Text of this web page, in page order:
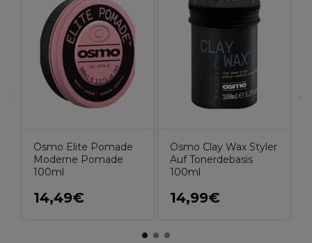
Osmo Elite Pomade
Moderne Pomade
100ml
14,49€
Osmo Clay Wax Styler
Auf Tonerdebasis
100ml
14,99€